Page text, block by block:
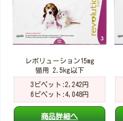
レボリューション15mg
猫用 2.5kg以下
3ピペット:2,242円
6ピペット:4,048円
商品詳細へ